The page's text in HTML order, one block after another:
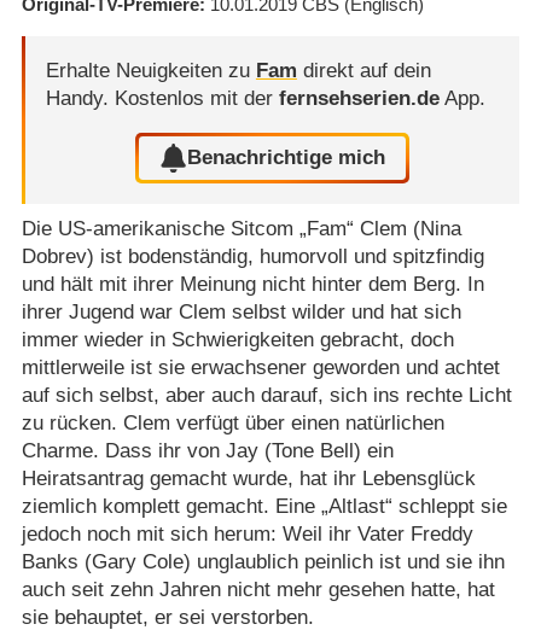
Original-TV-Premiere 10.01.2019 CBS (Englisch)
Erhalte Neuigkeiten zu Fam direkt auf dein
Handy. Kostenlos mit der fernsehserien.deApp.
Benachrichtige mich
Die US-amerikanische Sitcom „Fam“ Clem (Nina
Dobrev) ist bodenständig, humorvoll und spitzfindig
und hält mit ihrer Meinung nicht hinter dem Berg. In
ihrer Jugend war Clem selbst wilder und hat sich
immer wieder in Schwierigkeiten gebracht, doch
mittlerweile ist sie erwachsener geworden und achtet
auf sich selbst, aber auch darauf, sich ins rechte Licht
zu rücken. Clem verfügt über einen natürlichen
Charme. Dass ihr von Jay (Tone Bell) ein
Heiratsantrag gemacht wurde, hat ihr Lebensglück
ziemlich komplett gemacht. Eine „Altlast“ schleppt sie
jedoch noch mit sich herum: Weil ihr Vater Freddy
Banks (Gary Cole) unglaublich peinlich ist und sie ihn
auch seit zehn Jahren nicht mehr gesehen hatte, hat
sie behauptet, er sei verstorben.